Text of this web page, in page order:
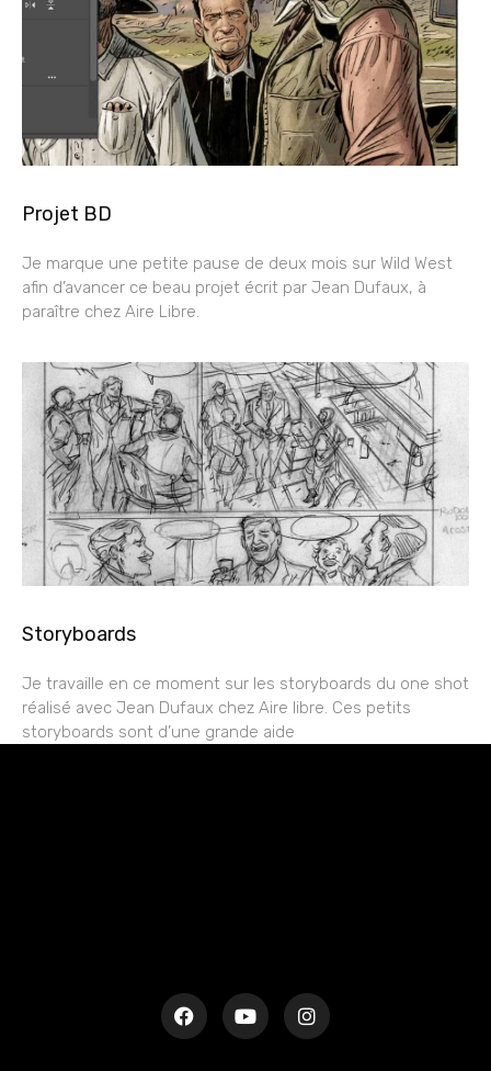
Projet BD
Je marque une petite pause de deux mois sur Wild West
afin d’avancer ce beau projet écrit par Jean Dufaux, à
paraître chez Aire Libre.
Storyboards
Je travaille en ce moment sur les storyboards du one shot
réalisé avec Jean Dufaux chez Aire libre. Ces petits
storyboards sont d’une grande aide